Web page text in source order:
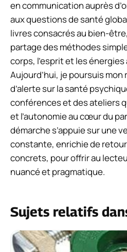
en communication auprès
aux questions de santé
livres consacrés au bien-
partage des méthodes
corps, l’esprit et les
Aujourd’hui, je poursuis mon
d’alerte sur la santé
conférences et des ateliers
et l’autonomie au cœur du
démarche s’appuie sur une
constante, enrichie de
concrets, pour offrir au
nuancé et pragmatique.
Sujets relatifs